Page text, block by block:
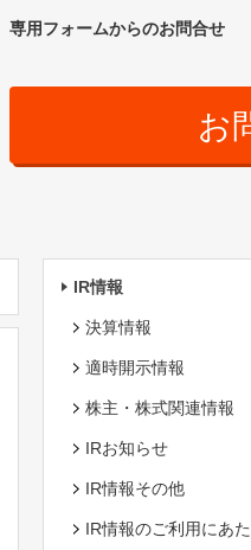
専用フォームからのお問合せ
お
IR情報
決算情報
適時開示情報
株主・株式関連情報
IRお知らせ
IR情報その他
IR情報のご利用にあ